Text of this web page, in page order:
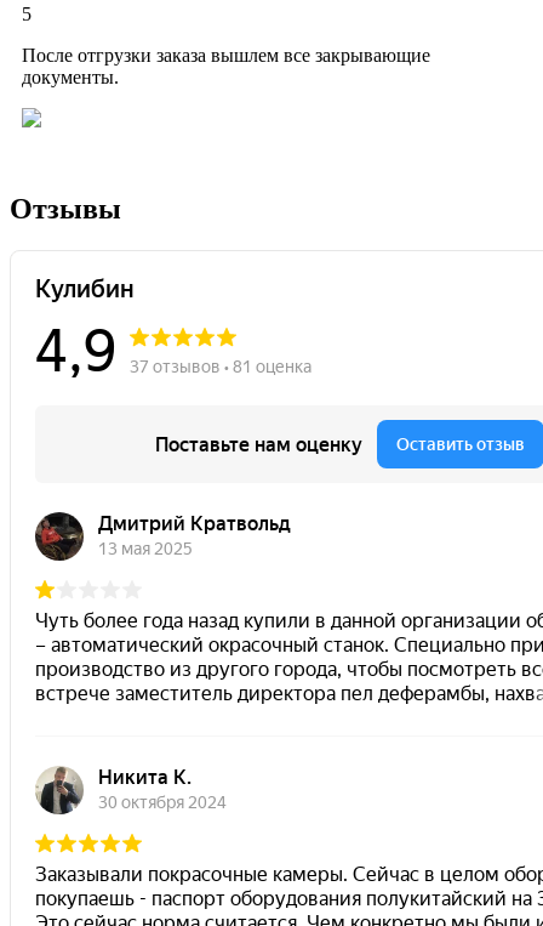
5
После отгрузки заказа вышлем все закрывающие
документы.
Отзывы